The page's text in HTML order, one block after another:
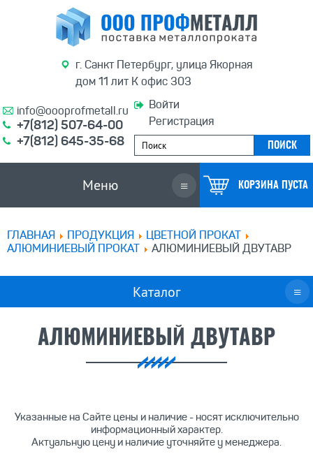
г. Санкт Петербург, улица Якорная
дом 11 лит К офис 303
info@oooprofmetall.ru
+7(812) 507-64-00
+7(812) 645-35-68
Войти
Регистрация
Меню ≡ КОРЗИНА ПУСТА
ГЛАВНАЯ ПРОДУКЦИЯ
ЦВЕТНОЙ ПРОКАТ
АЛЮМИНИЕВЫЙ ПРОКАТ
АЛЮМИНИЕВЫЙ ДВУТАВР
Каталог
АЛЮМИНИЕВЫЙ ДВУТАВР
Указанные на Сайте цены и наличие - носят исключительно
информационный характер.
Актуальную цену и наличие уточняйте у менеджера.